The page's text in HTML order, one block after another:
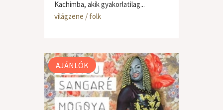
Kachimba, akik gyakorlatilag...
világzene / folk
AJÁNLÓK